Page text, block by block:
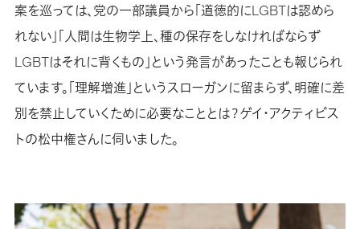
案を巡っては、党の一部議員から「道徳的にLGBTは認めら
れない」「人間は生物学上、種の保存をしなければならず
LGBTはそれに背くもの」という発言があったことも報じられ
ています。「理解増進」というスローガンに留まらず、明確に差
別を禁止していくために必要なこととは？ゲイ・アクティビス
トの松中権さんに伺いました。